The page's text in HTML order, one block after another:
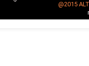
@2015